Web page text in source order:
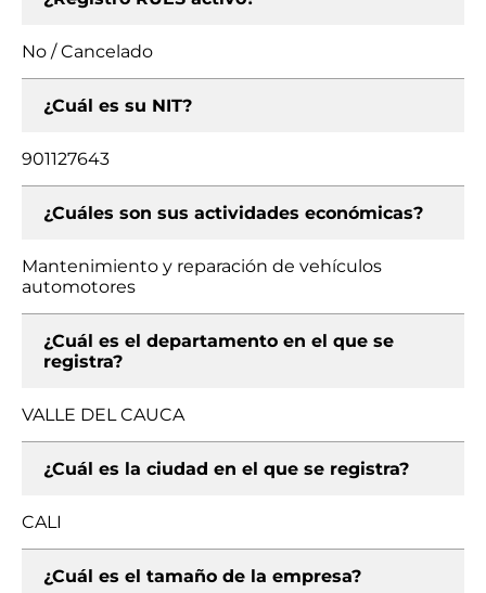
No / Cancelado
¿Cuál es su NIT?
901127643
¿Cuáles son sus actividades económicas?
Mantenimiento y reparación de vehículos
automotores
¿Cuál es el departamento en el que se
registra?
VALLE DEL CAUCA
¿Cuál es la ciudad en el que se registra?
CALI
¿Cuál es el tamaño de la empresa?